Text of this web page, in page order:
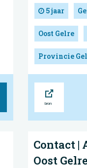
5 jaar
Oost Gelre
Provincie
Contact |
Oost Gelre